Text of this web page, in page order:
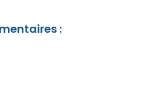
: